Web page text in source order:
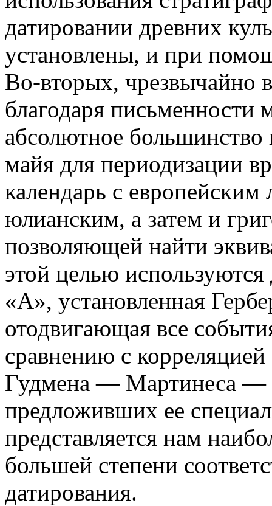
датировании древних
установлены, и при
Во-вторых, чрезвычайно
благодаря письменности
абсолютное
майя для периодизации
календарь с европейским
юлианским, а затем и
позволяющей найти
этой целью
«А», установленная
отодвигающая все
сравнению с
Гудмена — Мартинеса —
предложивших ее
представляется нам
большей степени
датирования.